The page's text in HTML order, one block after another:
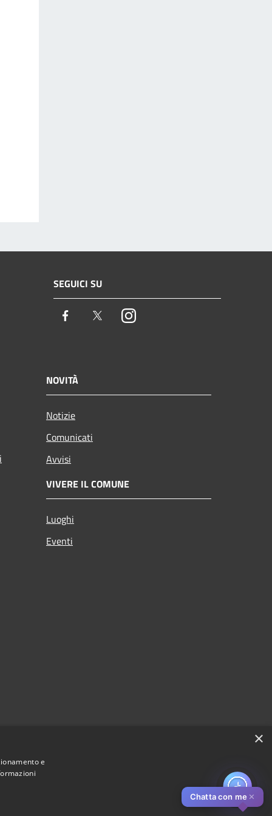
SEGUICI SU
Facebook TwitterInstagram
NOVITÀ
Notizie
Comunicati
Avvisi
VIVERE IL COMUNE
Luoghi
Eventi
Chatta con me ✕
×
e